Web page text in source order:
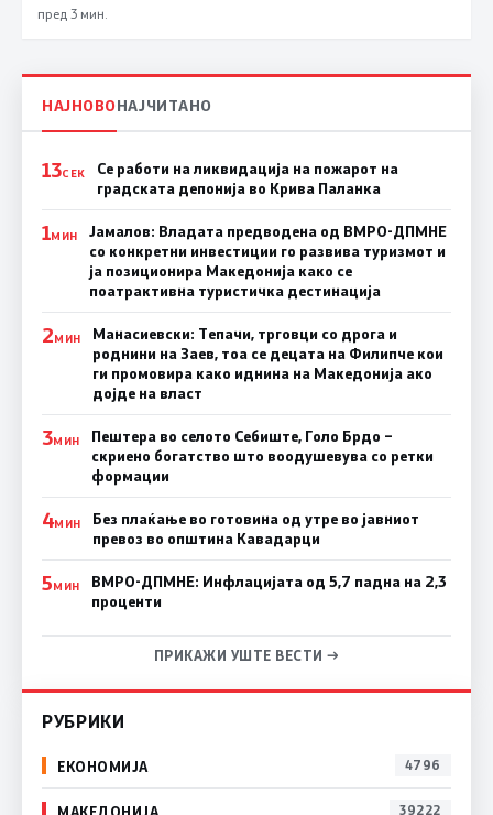
пред 3 мин.
НАЈНОВОНАЈЧИТАНО
13СЕК
Се работи на ликвидација на пожарот на
градската депонија во Крива Паланка
1МИН
Јамалов: Владата предводена од ВМРО-ДПМНЕ
со конкретни инвестиции го развива туризмот и
ја позиционира Македонија како се
поатрактивна туристичка дестинација
2МИН
Манасиевски: Тепачи, трговци со дрога и
роднини на Заев, тоа се децата на Филипче кои
ги промoвира како иднина на Македонија ако
дојде на власт
3МИН
Пештера во селото Себиште, Голо Брдо –
скриено богатство што воодушевува со ретки
формации
4МИН
Без плаќање во готовина од утре во јавниот
превоз во општина Кавадарци
5МИН
ВМРО-ДПМНЕ: Инфлацијата од 5,7 падна на 2,3
проценти
ПРИКАЖИ УШТЕ ВЕСТИ →
РУБРИКИ
ЕКОНОМИЈА 4796
МАКЕДОНИЈА 39222